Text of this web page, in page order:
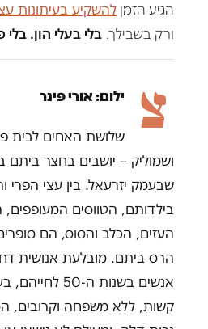
הגיע הזמן להשקיע בעיתונות
ורק בשבילך. בלי בעלי הון.
צ ילום: אורי פינר
שלושת האחים לבית
ושמוליק – יושבים בחצר ביתם
שבעמק יזרעאל. בין עצי הפרי
בילדותם, הטווסים המעופפים,
העזים, הכלב והסוס, הם
הרס ביתם. מובלעת אנושית
אנשים בשנות ה-
קשות, ללא משפחה וקרובים,